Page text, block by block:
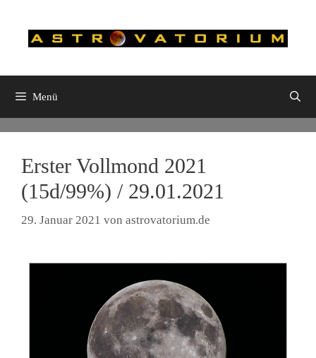
springen
Menü
Erster Vollmond 2021
(15d/99%) / 29.01.2021
29. Januar 2021 von astrovatorium.de